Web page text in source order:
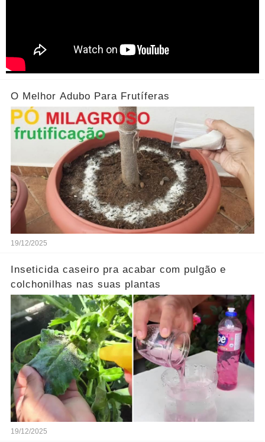
O Melhor Adubo Para Frutíferas
19/12/2025
Inseticida caseiro pra acabar com pulgão e
colchonilhas nas suas plantas
19/12/2025